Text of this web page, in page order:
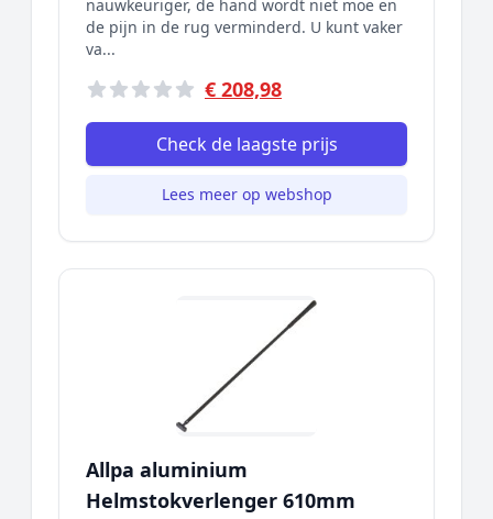
nauwkeuriger, de hand wordt niet moe en
de pijn in de rug verminderd. U kunt vaker
va...
€ 208,98
Check de laagste prijs
Lees meer op webshop
Allpa aluminium
Helmstokverlenger 610mm